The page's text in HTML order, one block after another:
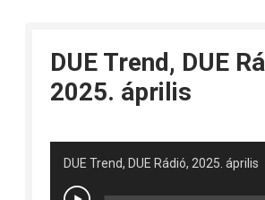
DUE Trend, DUE
2025. április
DUE Trend, DUE Rádió, 2025. április